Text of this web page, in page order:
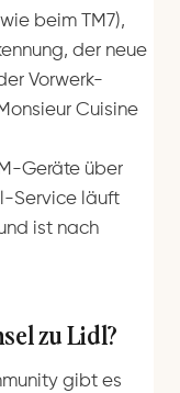
beim TM7),
der neue
Vorwerk-
Cuisine
Geräte über
Service läuft
ist nach
zu Lidl?
gibt es